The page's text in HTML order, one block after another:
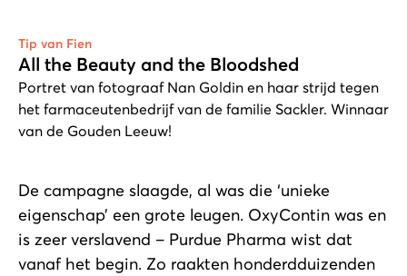
Tip van Fien
All the Beauty and the Bloodshed
Portret van fotograaf Nan Goldin en haar strijd tegen
het farmaceutenbedrijf van de familie Sackler. Winnaar
van de Gouden Leeuw!
De campagne slaagde, al was die ‘unieke
eigenschap’ een grote leugen. OxyContin was en
is zeer verslavend – Purdue Pharma wist dat
vanaf het begin. Zo raakten honderdduizenden